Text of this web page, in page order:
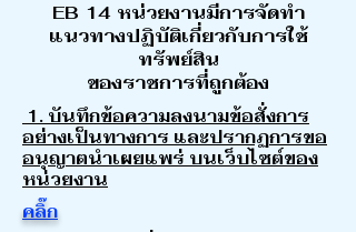
EB 14 หน่วยงานมีการจัดทำ
แนวทางปฏิบัติเกี่ยวกับการใช้
ทรัพย์สิน
ของราชการที่ถูกต้อง
1. บันทึกข้อความลงนามข้อสั่งการ
อย่างเป็นทางการ และปรากฏการขอ
อนุญาตนำเผยแพร่ บนเว็บไซต์ของ
หน่วยงาน
คลิ๊ก